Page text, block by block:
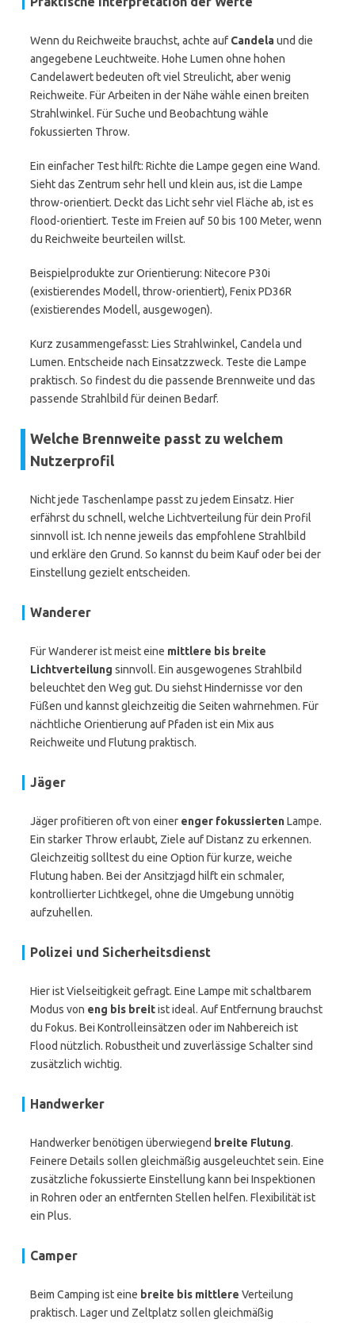
Wenn du Reichweite brauchst, achte auf Candelaund die
angegebene Leuchtweite. Hohe Lumen ohne hohen
Candelawert bedeuten oft viel Streulicht, aber wenig
Reichweite. Für Arbeiten in der Nähe wähle einen breiten
Strahlwinkel. Für Suche und Beobachtung wähle
fokussierten Throw.
Ein einfacher Test hilft: Richte die Lampe gegen eine Wand.
Sieht das Zentrum sehr hell und klein aus, ist die Lampe
throw-orientiert. Deckt das Licht sehr viel Fläche ab, ist es
flood-orientiert. Teste im Freien auf 50 bis 100 Meter, wenn
du Reichweite beurteilen willst.
Beispielprodukte zur Orientierung: Nitecore P30i
(existierendes Modell, throw-orientiert), Fenix PD36R
(existierendes Modell, ausgewogen).
Kurz zusammengefasst: Lies Strahlwinkel, Candela und
Lumen. Entscheide nach Einsatzzweck. Teste die Lampe
praktisch. So findest du die passende Brennweite und das
passende Strahlbild für deinen Bedarf.
Welche Brennweite passt zu welchem
Nutzerprofil
Nicht jede Taschenlampe passt zu jedem Einsatz. Hier
erfährst du schnell, welche Lichtverteilung für dein Profil
sinnvoll ist. Ich nenne jeweils das empfohlene Strahlbild
und erkläre den Grund. So kannst du beim Kauf oder bei der
Einstellung gezielt entscheiden.
Wanderer
Für Wanderer ist meist eine mittlere bis breite
Lichtverteilung sinnvoll. Ein ausgewogenes Strahlbild
beleuchtet den Weg gut. Du siehst Hindernisse vor den
Füßen und kannst gleichzeitig die Seiten wahrnehmen. Für
nächtliche Orientierung auf Pfaden ist ein Mix aus
Reichweite und Flutung praktisch.
Jäger
Jäger profitieren oft von einer enger fokussiertenLampe.
Ein starker Throw erlaubt, Ziele auf Distanz zu erkennen.
Gleichzeitig solltest du eine Option für kurze, weiche
Flutung haben. Bei der Ansitzjagd hilft ein schmaler,
kontrollierter Lichtkegel, ohne die Umgebung unnötig
aufzuhellen.
Polizei und Sicherheitsdienst
Hier ist Vielseitigkeit gefragt. Eine Lampe mit schaltbarem
Modus von eng bis breitist ideal. Auf Entfernung brauchst
du Fokus. Bei Kontrolleinsätzen oder im Nahbereich ist
Flood nützlich. Robustheit und zuverlässige Schalter sind
zusätzlich wichtig.
Handwerker
Handwerker benötigen überwiegend breite Flutung.
Feinere Details sollen gleichmäßig ausgeleuchtet sein. Eine
zusätzliche fokussierte Einstellung kann bei Inspektionen
in Rohren oder an entfernten Stellen helfen. Flexibilität ist
ein Plus.
Camper
Beim Camping ist eine breite bis mittlere Verteilung
praktisch. Lager und Zeltplatz sollen gleichmäßig